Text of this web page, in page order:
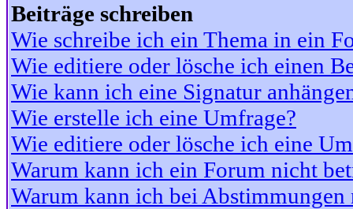
Beiträge schreiben
Wie schreibe ich ein Thema in ein
Wie editiere oder lösche ich einen
Wie kann ich eine Signatur
Wie erstelle ich eine Umfrage?
Wie editiere oder lösche ich eine
Warum kann ich ein Forum nicht
Warum kann ich bei